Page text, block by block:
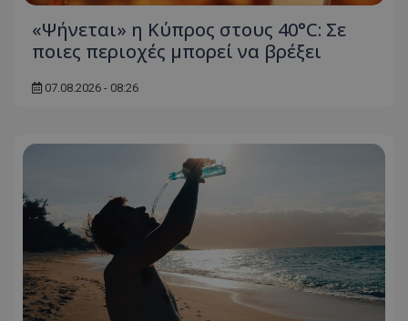
«Ψήνεται» η Κύπρος στους 40°C: Σε
ποιες περιοχές μπορεί να βρέξει
07.08.2026 - 08:26